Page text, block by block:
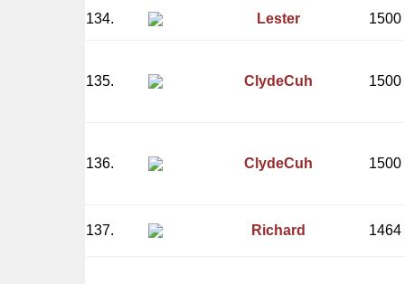
134. Lester 1500
135. ClydeCuh 1500
136. ClydeCuh 1500
137. Richard 1464